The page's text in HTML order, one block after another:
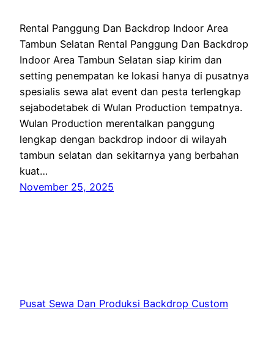
Rental Panggung Dan Backdrop Indoor Area
Tambun Selatan Rental Panggung Dan Backdrop
Indoor Area Tambun Selatan siap kirim dan
setting penempatan ke lokasi hanya di pusatnya
spesialis sewa alat event dan pesta terlengkap
sejabodetabek di Wulan Production tempatnya.
Wulan Production merentalkan panggung
lengkap dengan backdrop indoor di wilayah
tambun selatan dan sekitarnya yang berbahan
kuat…
November 25, 2025
Pusat Sewa Dan Produksi Backdrop Custom